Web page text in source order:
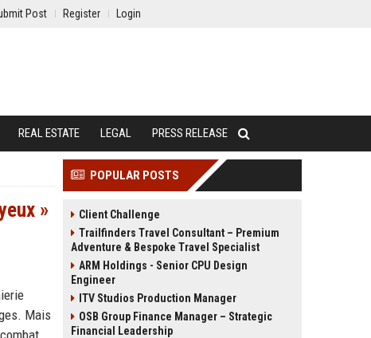
Post Register Login
REAL ESTATE LEGAL PRESS RELEASE
»
Mais
POPULAR POSTS
Client Challenge
Trailfinders Travel Consultant – Premium
Adventure & Bespoke Travel Specialist
ARM Holdings - Senior CPU Design
Engineer
ITV Studios Production Manager
OSB Group Finance Manager – Strategic
Financial Leadership